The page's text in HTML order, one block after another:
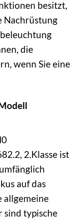
besitzt,
Nachrüstung
die
wenn Sie eine
2.Klasse ist
auf das
allgemeine
sind typische